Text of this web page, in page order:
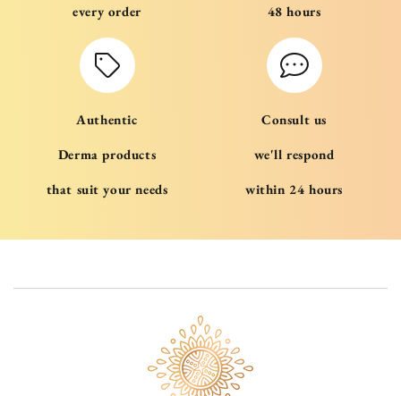
every order 48 hours
Authentic
Derma products
that suit your needs
Consult us
we'll respond
within 24 hours